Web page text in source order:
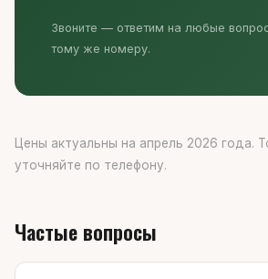
Звоните — ответим на любые
тому же номеру.
Цены актуальны на апрель 2026 года.
уточняйте по телефону.
Частые вопросы